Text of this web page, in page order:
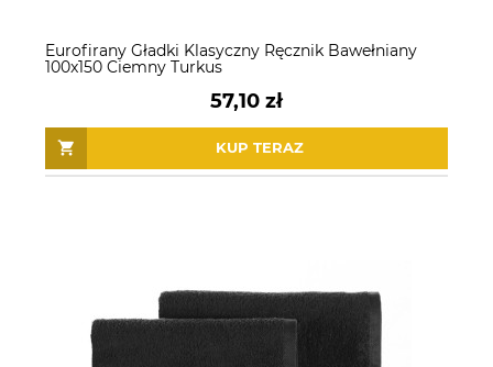
Eurofirany Gładki Klasyczny Ręcznik Bawełniany
100x150 Ciemny Turkus
57,10 zł
KUP TERAZ